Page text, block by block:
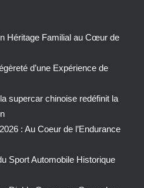
Héritage Familial au Cœur de
d’une Expérience de
supercar chinoise redéfinit la
: Au Coeur de l’Endurance
Sport Automobile Historique